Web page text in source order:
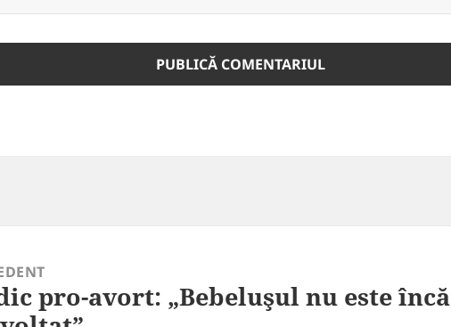
pro-avort: „Bebeluşul nu este încă